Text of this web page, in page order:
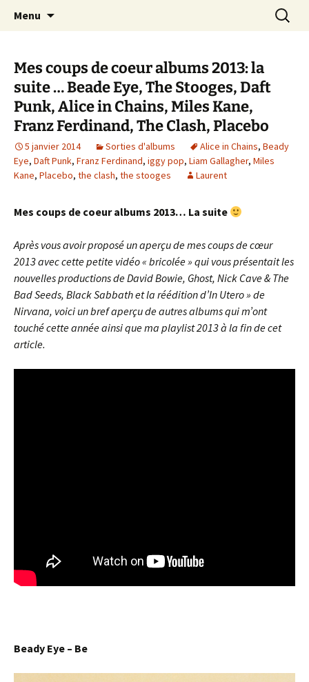
Laurent Rieppi
Journaliste musical · Historien du rock ·
Conférencier
Menu
Mes coups de coeur albums 2013: la
suite … Beade Eye, The Stooges, Daft
Punk, Alice in Chains, Miles Kane,
Franz Ferdinand, The Clash, Placebo
5 janvier 2014 Sorties d'albums Alice in Chains, Beady
Eye, Daft Punk, Franz Ferdinand, iggy pop, Liam Gallagher, Miles
Kane, Placebo, the clash, the stooges Laurent
Mes coups de coeur albums 2013… La suite
Après vous avoir proposé un aperçu de mes coups de cœur
2013 avec cette petite vidéo « bricolée » qui vous présentait les
nouvelles productions de David Bowie, Ghost, Nick Cave & The
Bad Seeds, Black Sabbath et la réédition d’In Utero » de
Nirvana, voici un bref aperçu de autres albums qui m’ont
touché cette année ainsi que ma playlist 2013 à la fin de cet
article.
Beady Eye – Be